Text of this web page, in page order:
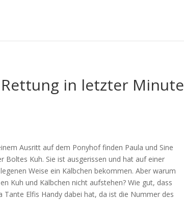
in letzter Minute
Ausritt auf dem Ponyhof finden Paula und Sine
Boltes Kuh. Sie ist ausgerissen und hat auf einer
Weise ein Kälbchen bekommen. Aber warum
Kuh und Kälbchen nicht aufstehen? Wie gut, dass
Tante Elfis Handy dabei hat, da ist die Nummer des